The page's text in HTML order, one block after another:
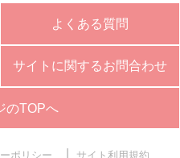
よくある質問
サイトに関するお問合わせ
のTOPへ
ポリシー サイト利用規約